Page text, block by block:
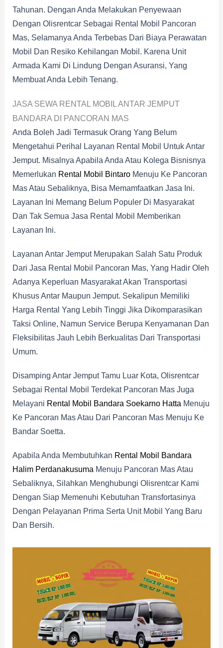
Tahunan. Dengan Anda Melakukan Penyewaan
Dengan Olisrentcar Sebagai Rental Mobil Pancoran
Mas, Selamanya Anda Terbebas Dari Biaya Perawatan
Mobil Dan Resiko Kehilangan Mobil. Karena Unit
Armada Kami Di Lindung Dengan Asuransi, Yang
Membuat Anda Lebih Tenang.
JASA SEWA RENTAL MOBIL ANTAR JEMPUT
BANDARA DI PANCORAN MAS
Anda Boleh Jadi Termasuk Orang Yang Belum
Mengetahui Perihal Layanan Rental Mobil Untuk Antar
Jemput. Misalnya Apabila Anda Atau Kolega Bisnisnya
Memerlukan Rental Mobil BintaroMenuju Ke Pancoran
Mas Atau Sebaliknya, Bisa Memamfaatkan Jasa Ini.
Layanan Ini Memang Belum Populer Di Masyarakat
Dan Tak Semua Jasa Rental Mobil Memberikan
Layanan Ini.
Layanan Antar Jemput Merupakan Salah Satu Produk
Dari Jasa Rental Mobil Pancoran Mas, Yang Hadir Oleh
Adanya Keperluan Masyarakat Akan Transportasi
Khusus Antar Maupun Jemput. Sekalipun Memiliki
Harga Rental Yang Lebih Tinggi Jika Dikomparasikan
Taksi Online, Namun Service Berupa Kenyamanan Dan
Fleksibilitas Jauh Lebih Berkualitas Dari Transportasi
Umum.
Disamping Antar Jemput Tamu Luar Kota, Olisrentcar
Sebagai Rental Mobil Terdekat Pancoran Mas Juga
Melayani Rental Mobil Bandara Soekarno Hatta Menuju
Ke Pancoran Mas Atau Dari Pancoran Mas Menuju Ke
Bandar Soetta.
Apabila Anda Membutuhkan Rental Mobil Bandara
Halim Perdanakusuma Menuju Pancoran Mas Atau
Sebaliknya, Silahkan Menghubungi Olisrentcar Kami
Dengan Siap Memenuhi Kebutuhan Transfortasinya
Dengan Pelayanan Prima Serta Unit Mobil Yang Baru
Dan Bersih.